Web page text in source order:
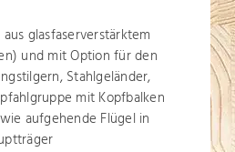
glasfaserverstärktem
und mit Option für den
Stahlgeländer,
mit Kopfbalken
aufgehende Flügel in